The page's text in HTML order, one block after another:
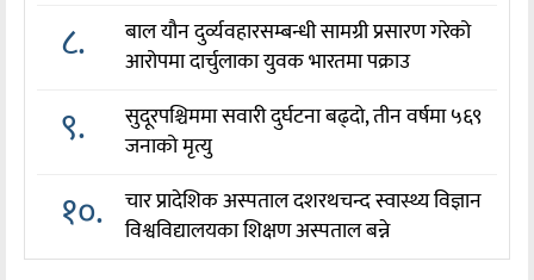
८.
बाल यौन दुर्व्यवहारसम्बन्धी सामग्री प्रसारण गरेको
आरोपमा दार्चुलाका युवक भारतमा पक्राउ
९.
सुदूरपश्चिममा सवारी दुर्घटना बढ्दो, तीन वर्षमा ५६९
जनाको मृत्यु
१०.
चार प्रादेशिक अस्पताल दशरथचन्द स्वास्थ्य विज्ञान
विश्वविद्यालयका शिक्षण अस्पताल बन्ने